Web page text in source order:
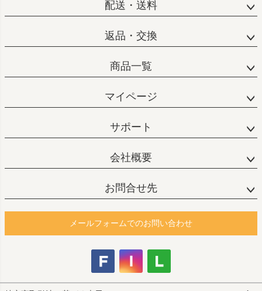
配送・送料
返品・交換
商品一覧
マイページ
サポート
会社概要
お問合せ先
メールフォームでのお問い合わせ